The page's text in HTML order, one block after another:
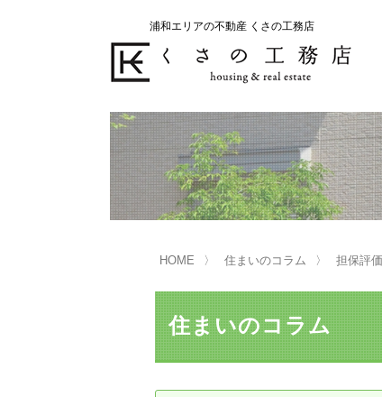
浦和エリアの不動産 くさの工務店
不動産の売却をお考えのお客様
くさの工務店が選ばれる理由
買い替えサポート
不動産の相続
不動産の購入をお考えのお客様
くさの工務店が選ばれる理由
住宅ローン控除・消費税について
リニュアル仲介とは
HOME 住まいのコラム 担保評
住まいのコラム